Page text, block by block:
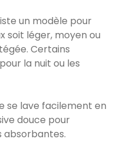
un modèle pour
soit léger, moyen ou
Certains
la nuit ou les
se lave facilement en
douce pour
absorbantes.